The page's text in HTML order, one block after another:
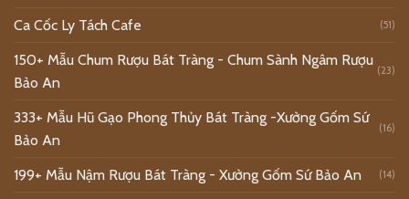
Ca Cốc Ly Tách Cafe (51)
150+ Mẫu Chum Rượu Bát Tràng - Chum Sành Ngâm Rượu
Bảo An
(23)
333+ Mẫu Hũ Gạo Phong Thủy Bát Tràng -Xưởng Gốm Sứ
Bảo An
(16)
199+ Mẫu Nậm Rượu Bát Tràng - Xưởng Gốm Sứ Bảo An (14)